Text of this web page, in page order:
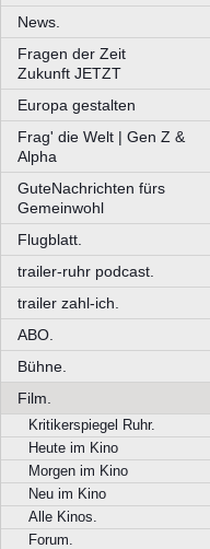
News.
Fragen der Zeit
Zukunft JETZT
Europa gestalten
Frag' die Welt | Gen Z &
Alpha
GuteNachrichten fürs
Gemeinwohl
Flugblatt.
trailer-ruhr podcast.
trailer zahl-ich.
ABO.
Bühne.
Film.
Kritikerspiegel Ruhr.
Heute im Kino
Morgen im Kino
Neu im Kino
Alle Kinos.
Forum.